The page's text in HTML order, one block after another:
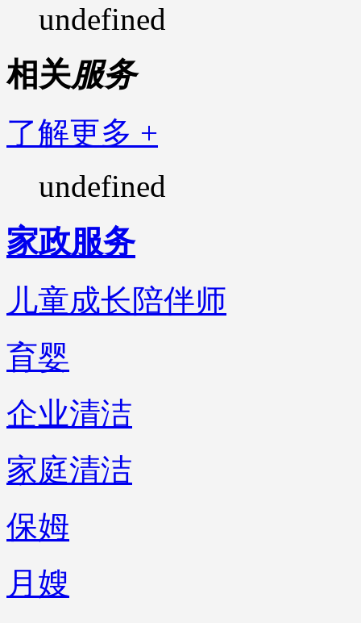
undefined
相关服务
了解更多 +
undefined
家政服务
儿童成长陪伴师
育婴
企业清洁
家庭清洁
保姆
月嫂